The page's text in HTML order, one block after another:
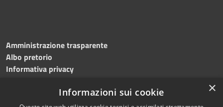
Amministrazione trasparente
Albo pretorio
Informativa privacy
Dichiarazione di accessibilità Meccanismo di feedback ×
Informazioni sui cookie